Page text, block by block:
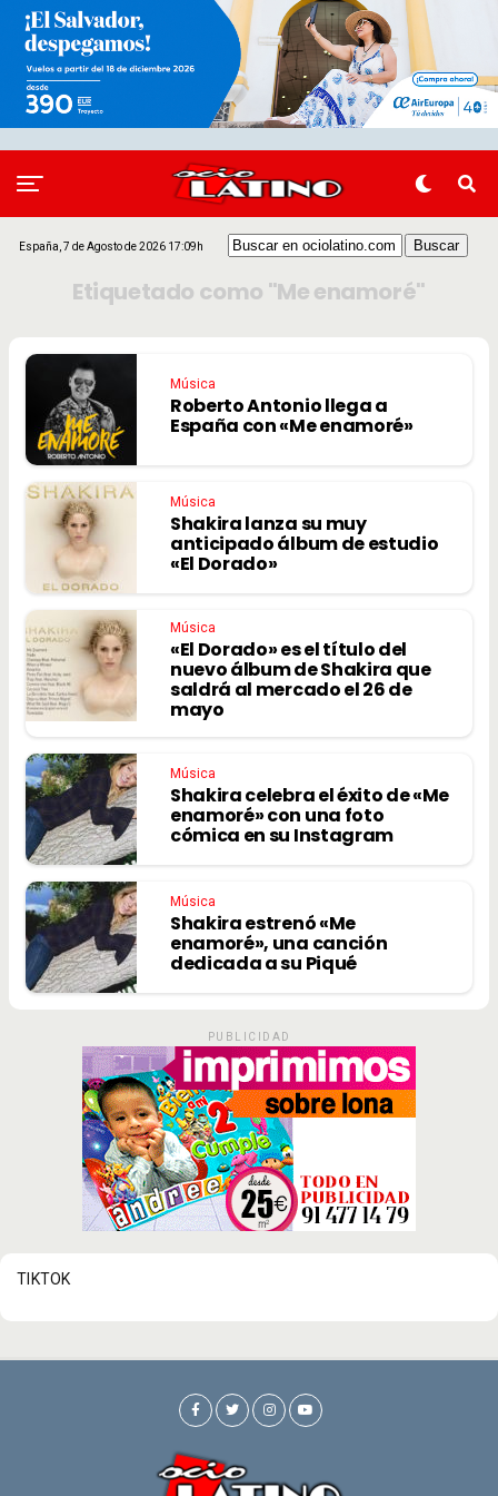
España, 7 de Agosto de 2026 17:09h
Etiquetado como "Me enamoré"
Música
Roberto Antonio llega a
España con «Me enamoré»
Música
Shakira lanza su muy
anticipado álbum de estudio
«El Dorado»
Música
«El Dorado» es el título del
nuevo álbum de Shakira que
saldrá al mercado el 26 de
mayo
Música
Shakira celebra el éxito de «Me
enamoré» con una foto
cómica en su Instagram
Música
Shakira estrenó «Me
enamoré», una canción
dedicada a su Piqué
PUBLICIDAD
TIKTOK